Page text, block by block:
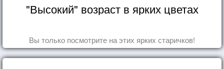
"Высокий" возраст в ярких цветах
Вы только посмотрите на этих ярких старичков!